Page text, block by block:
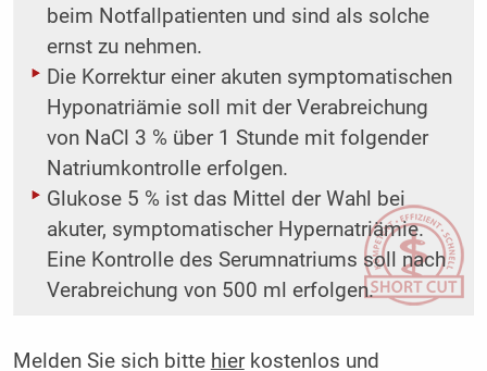
beim Notfallpatienten und sind als solche
ernst zu nehmen.
Die Korrektur einer akuten symptomatischen
Hyponatriämie soll mit der Verabreichung
von NaCl 3 % über 1 Stunde mit folgender
Natriumkontrolle erfolgen.
Glukose 5 % ist das Mittel der Wahl bei
akuter, symptomatischer Hypernatriämie.
Eine ­Kontrolle des Serumnatriums soll nach
Verabreichung von 500 ml erfolgen.
Melden Sie sich bitte hierkostenlos und